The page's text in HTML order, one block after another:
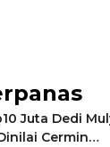
Juta Dedi
Cermin